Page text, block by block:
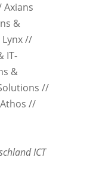
Axians
&
Lynx //
IT-
&
//
//
ICT